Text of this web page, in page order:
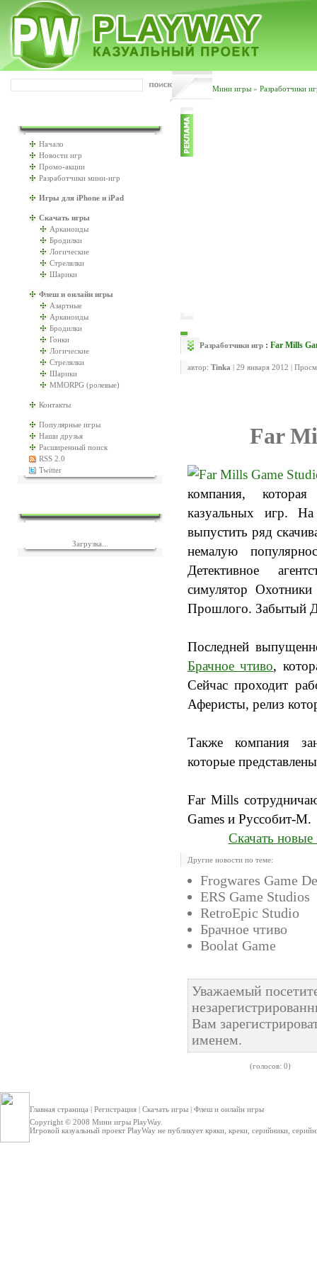
Мини игры » Разработчики
Начало
Новости игр
Промо-акции
Разработчики мини-игр
Игры для iPhone и iPad
Скачать игры
Арканоиды
Бродилки
Логические
Стрелялки
Шарики
Флеш и онлайн игры
Азартные
Арканоиды
Бродилки
Гонки
Логические
Стрелялки
Шарики
MMORPG (ролевые)
Контакты
Популярные игры
Наши друзья
Расширенный поиск
RSS 2.0
Twitter
Загрузка...
Разработчики игр : Far Mills
автор: Tinka | 29 января 2012 |
Far
компания, которая
казуальных игр.
выпустить ряд
немалую
Детективное
симулятор
Прошлого. Забытый
Последней
Брачное чтиво,
Сейчас проходит
Аферисты, релиз
Также компания
которые
Far Mills
Games и Руссобит-М.
Скачать
Другие новости по теме:
Frogwares Game
ERS Game Studios
RetroEpic Studio
Брачное чтиво
Boolat Game
Уважаемый
Вам
именем.
(голосов: 0)
Главная страница | Регистрация | Скачать игры | Флеш и онлайн игры
Copyright © 2008 Мини игры PlayWay.
Игровой казуальный проект PlayWay не публикует кряки, креки, серийники,